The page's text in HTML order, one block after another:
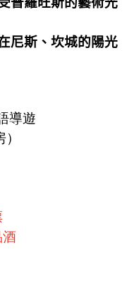
尼斯、坎城的陽光
導遊
酒